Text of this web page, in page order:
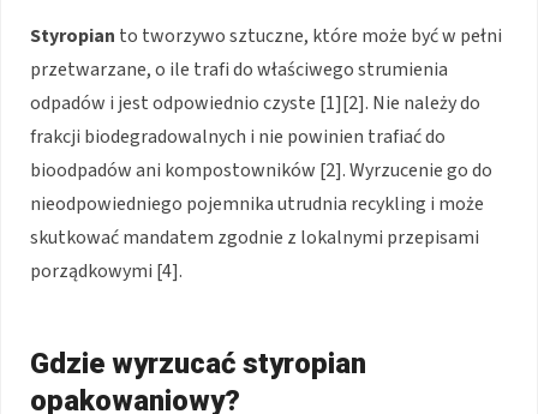
Styropian to tworzywo sztuczne, które może być w pełni
przetwarzane, o ile trafi do właściwego strumienia
odpadów i jest odpowiednio czyste [1][2]. Nie należy do
frakcji biodegradowalnych i nie powinien trafiać do
bioodpadów ani kompostowników [2]. Wyrzucenie go do
nieodpowiedniego pojemnika utrudnia recykling i może
skutkować mandatem zgodnie z lokalnymi przepisami
porządkowymi [4].
Gdzie wyrzucać styropian
opakowaniowy?